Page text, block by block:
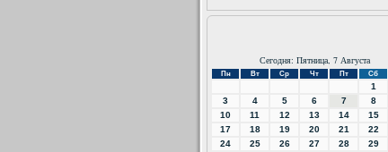
Сегодня: Пятница, 7 Августа
Пн Вт Ср Чт Пт Сб
1
3
4 5 6 7 8
10
11 12 13 14 15
17
18 19 20 21 22
24
25 26 27 28 29